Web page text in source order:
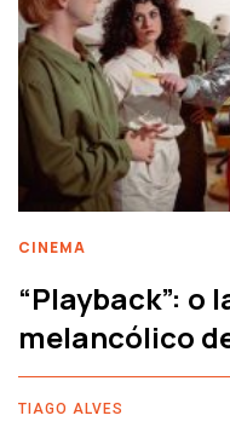
CINEMA
“Playback”: o
melancólico
TIAGO ALVES